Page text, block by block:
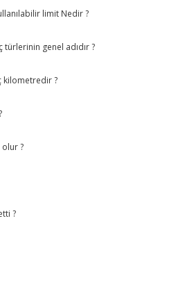
limit Nedir ?
genel adıdır ?
kilometredir ?
?
?